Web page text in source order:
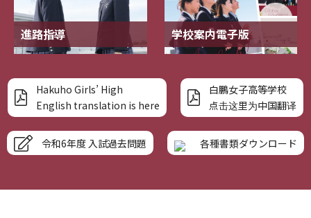
進路指導 学校案内電子版
Hakuho Girls’ High
English translation is here
白鵬女子高等学校
点击这里为中国翻译
令和6年度 入試過去問題 各種書類ダウンロード